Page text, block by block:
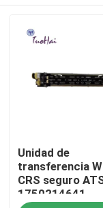
Hogar
Unidad de
transferencia
CRS seguro
1750214641